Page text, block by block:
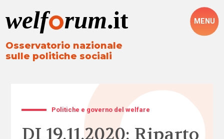
Osservatorio nazionale
sulle politiche sociali
MENU
Politiche e governo del welfare
DI 19.11.2020: Riparto